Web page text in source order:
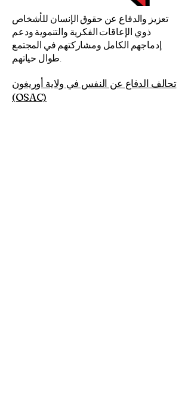
تعزيز والدفاع عن حقوق الإنسان للأشخاص
ذوي الإعاقات الفكرية والتنموية ودعم
إدماجهم الكامل ومشاركتهم في المجتمع
طوال حياتهم.
تحالف الدفاع عن النفس في ولاية أوريغون
(OSAC)